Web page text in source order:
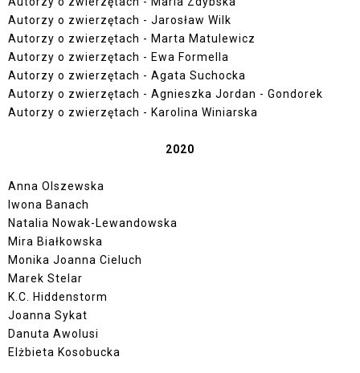
Autorzy o zwierzętach - Jarosław Wilk
Autorzy o zwierzętach - Marta Matulewicz
Autorzy o zwierzętach - Ewa Formella
Autorzy o zwierzętach - Agata Suchocka
Autorzy o zwierzętach - Agnieszka Jordan - Gondorek
Autorzy o zwierzętach - Karolina Winiarska
2020
Anna Olszewska
Iwona Banach
Natalia Nowak-Lewandowska
Mira Białkowska
Monika Joanna Cieluch
Marek Stelar
K.C. Hiddenstorm
Joanna Sykat
Danuta Awolusi
Elżbieta Kosobucka